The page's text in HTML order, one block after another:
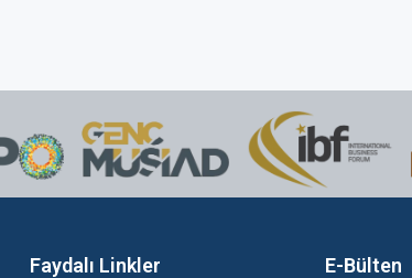
Faydalı Linkler E-Bülten